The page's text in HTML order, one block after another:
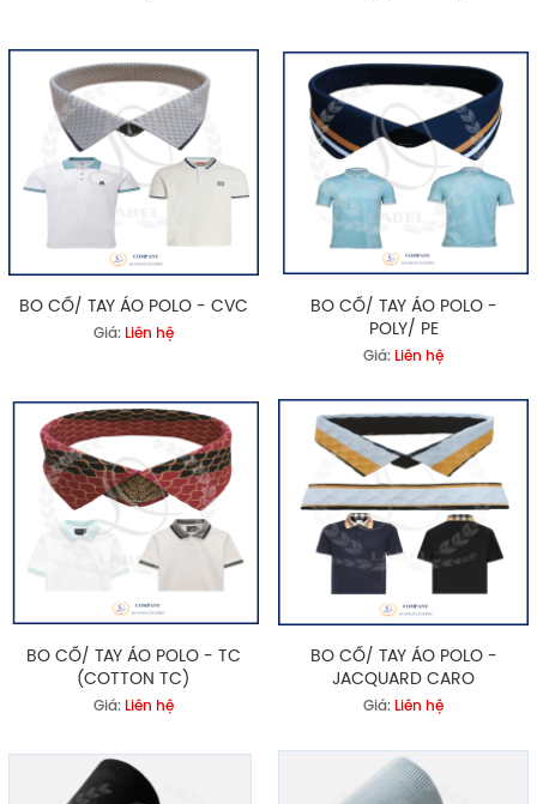
BO CỔ/ TAY ÁO POLO - CVC
Giá: Liên hệ
BO CỔ/ TAY ÁO POLO -
POLY/ PE
Giá: Liên hệ
BO CỔ/ TAY ÁO POLO - TC
(COTTON TC)
Giá: Liên hệ
BO CỔ/ TAY ÁO POLO -
JACQUARD CARO
Giá: Liên hệ